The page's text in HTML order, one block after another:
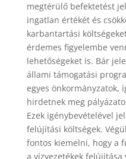
megtérülő befektetést
ingatlan értékét és
karbantartási
érdemes figyelembe
lehetőségeket is. Bár
állami támogatási
egyes önkormányzatok,
hirdetnek meg
Ezek igénybevételével
felújítási költségek.
fontos kiemelni, hogy a
a vízvezetékek